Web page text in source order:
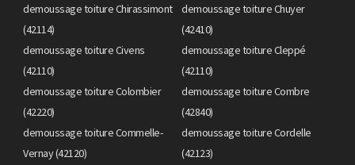
demoussage toiture Chirassimont
(42114)
demoussage toiture Chuyer
(42410)
demoussage toiture Civens
(42110)
demoussage toiture Cleppé
(42110)
demoussage toiture Colombier
(42220)
demoussage toiture Combre
(42840)
demoussage toiture Commelle-
Vernay (42120)
demoussage toiture Cordelle
(42123)